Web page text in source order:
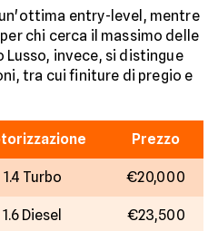
entry-level, mentre
chi cerca il massimo delle
invece, si distingue
tra cui finiture di pregio e
Prezzo
1.4 Turbo €20,000
1.6 Diesel €23,500